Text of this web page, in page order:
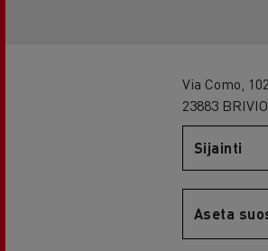
RENAULT TRUCKS E-
Via Como, 102
23883
Sijainti
Aseta